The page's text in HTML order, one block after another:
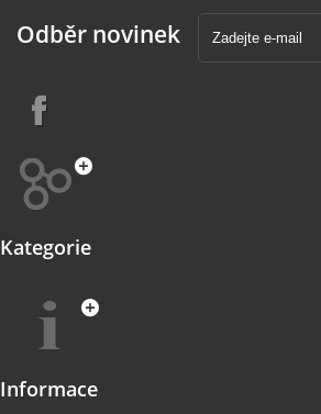
Odběr novinek
Kategorie
Informace